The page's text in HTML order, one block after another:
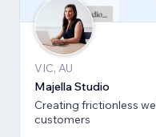
VIC, AU
Majella Studio
Creating frictionless
customers